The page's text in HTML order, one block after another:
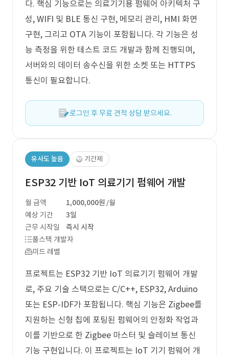
다. 핵심 기능으로는 의료기기용 펌웨어 아키텍처 구
성, WIFI 및 BLE 통신 구현, 메모리 관리, HMI 화면
구현, 그리고 OTA 기능이 포함됩니다. 각 기능은 성
능 측정을 위한 테스트 코드 개발과 함께 진행되며,
서버와의 데이터 송수신을 위한 소켓 또는 HTTPS
통신이 필요합니다.
로그인 후 무료 견적 상담 받으세요.
유사도 높음 기간제
ESP32 기반 IoT 의료기기 펌웨어 개발
월 금액 1,000,000원 /월
예상 기간
3일
근무 시작일
즉시 시작
풀스택 개발자
미드 레벨
프로젝트는 ESP32 기반 IoT 의료기기 펌웨어 개발
로, 주요 기술 스택으로는 C/C++, ESP32, Arduino
또는 ESP-IDF가 포함됩니다. 핵심 기능은 Zigbee를
지원하는 신형 칩에 포팅된 펌웨어의 안정화 작업과
이를 기반으로 한 Zigbee 마스터 및 슬레이브 통신
기능 구현입니다. 이 프로젝트는 IoT 기기 펌웨어 개